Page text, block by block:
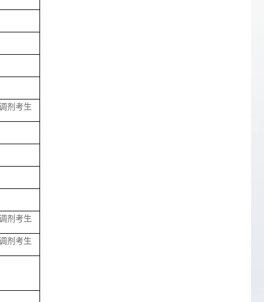
剂考生
剂考生
剂考生